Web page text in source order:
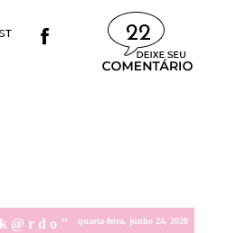
22
@ r d o " quarta-feira, junho 24, 2020